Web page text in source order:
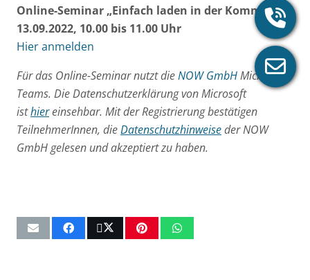
Online-Seminar „Einfach laden in der Kommune“:
13.09.2022, 10.00 bis 11.00 Uhr
Hier anmelden
Für das Online-Seminar nutzt dieNOW GmbHMicrosoft
Teams. Die Datenschutzerklärung von Microsoft
isthiereinsehbar. Mit der Registrierung bestätigen
TeilnehmerInnen, dieDatenschutzhinweiseder NOW
GmbH gelesen und akzeptiert zu haben.